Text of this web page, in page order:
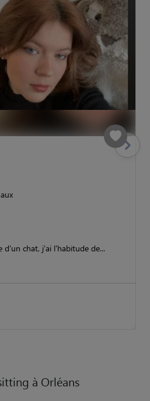
chat, j'ai l'habitude de...
Suivant
à Orléans